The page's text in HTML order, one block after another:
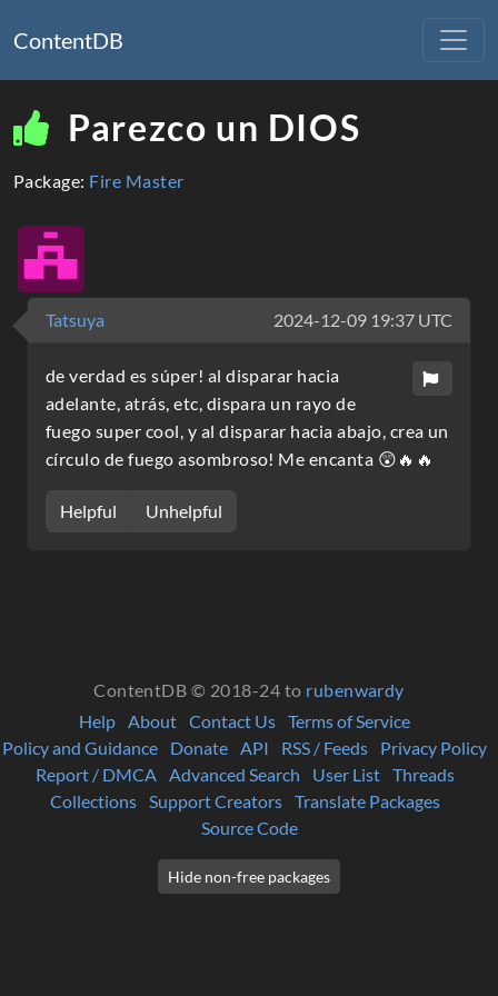
ContentDB
Parezco un DIOS
Package: Fire Master
Tatsuya 2024-12-09 19:37 UTC
de verdad es súper! al disparar hacia
adelante, atrás, etc, dispara un rayo de
fuego super cool, y al disparar hacia abajo, crea un
círculo de fuego asombroso! Me encanta 😲🔥🔥
Helpful Unhelpful
ContentDB © 2018-24 to rubenwardy
Help About Contact Us Terms of Service
Policy and Guidance
Donate API RSS / Feeds
Privacy Policy
Report / DMCA
Advanced Search User List
Threads
Collections
Support Creators
Translate Packages
Source Code